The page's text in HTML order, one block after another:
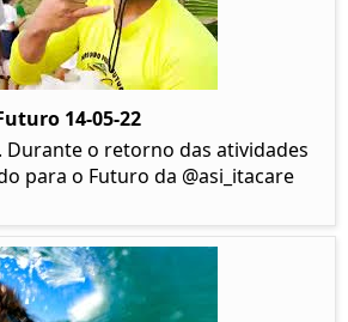
14-05-22
Durante o retorno das atividades
para o Futuro da @asi_itacare